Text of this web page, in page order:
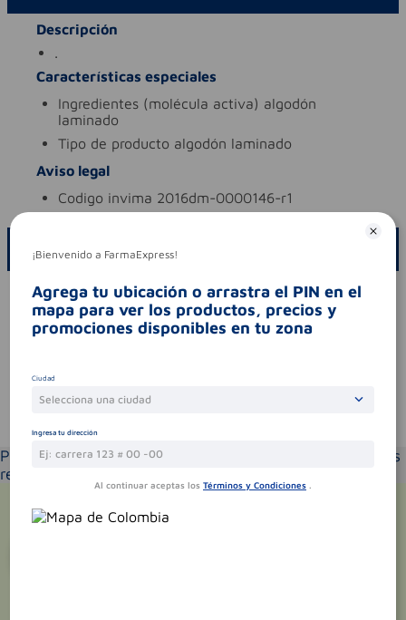
Descripción
.
Características especiales
ingredientes (molécula activa) algodón
laminado
tipo de producto algodón laminado
Aviso legal
codigo invima 2016dm-0000146-r1
ESCRIBE UN COMENTARIO
Por favor, inicie sesión para escribir un comentario
Sin comentarios.
Por favor selecciona tu ubicación y verás los productos
recomendados según la cobertura de entrega
¡Bienvenido a FarmaExpress!
Agrega tu ubicación o arrastra el PIN en el
mapa para ver los productos, precios y
promociones disponibles en tu zona
Ciudad
Selecciona una ciudad
Ingresa tu dirección
Al continuar aceptas los Términos y Condiciones .